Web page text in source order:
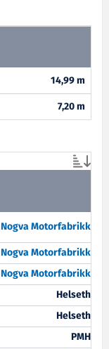
14,99 m
7,20 m
Nogva Motorfabrikk
Nogva Motorfabrikk
Nogva Motorfabrikk
Helseth
Helseth
PMH